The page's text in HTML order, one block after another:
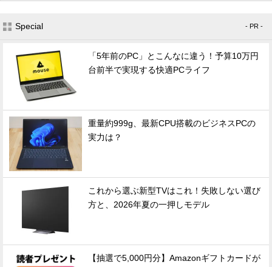
Special - PR -
「5年前のPC」とこんなに違う！予算10万円
台前半で実現する快適PCライフ
重量約999g、最新CPU搭載のビジネスPCの
実力は？
これから選ぶ新型TVはこれ！失敗しない選び
方と、2026年夏の一押しモデル
【抽選で5,000円分】Amazonギフトカードが